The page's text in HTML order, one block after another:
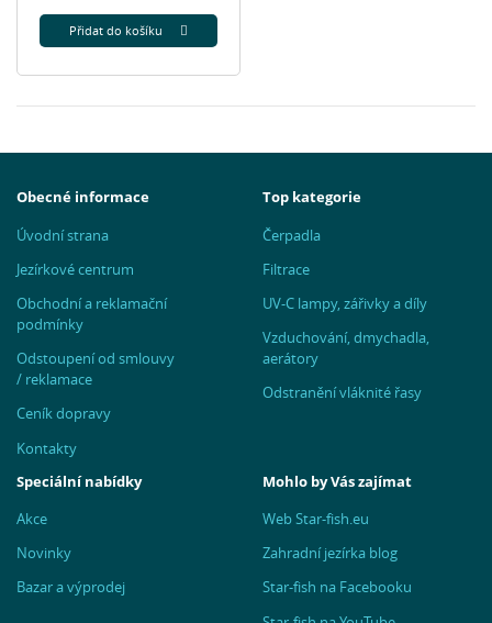
Přidat do košíku
Obecné informace
Úvodní strana
Jezírkové centrum
Obchodní a reklamační
podmínky
Odstoupení od smlouvy
/ reklamace
Ceník dopravy
Kontakty
Top kategorie
Čerpadla
Filtrace
UV-C lampy, zářivky a díly
Vzduchování, dmychadla,
aerátory
Odstranění vláknité řasy
Speciální nabídky
Akce
Novinky
Bazar a výprodej
Mohlo by Vás zajímat
Web Star-fish.eu
Zahradní jezírka blog
Star-fish na Facebooku